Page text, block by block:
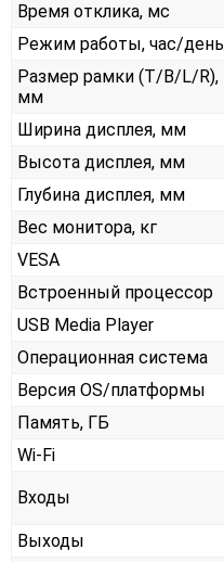
Время отклика, мс
Режим работы, час/день
Размер рамки (T/B/L/R),
мм
Ширина дисплея, мм
Высота дисплея, мм
Глубина дисплея, мм
Вес монитора, кг
VESA
Встроенный процессор
USB Media Player
Операционная система
Версия OS/платформы
Память, ГБ
Wi-Fi
Входы
Выходы